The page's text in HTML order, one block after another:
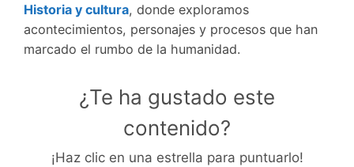
Historia y cultura, donde exploramos
acontecimientos, personajes y procesos que han
marcado el rumbo de la humanidad.
¿Te ha gustado este
contenido?
¡Haz clic en una estrella para puntuarlo!